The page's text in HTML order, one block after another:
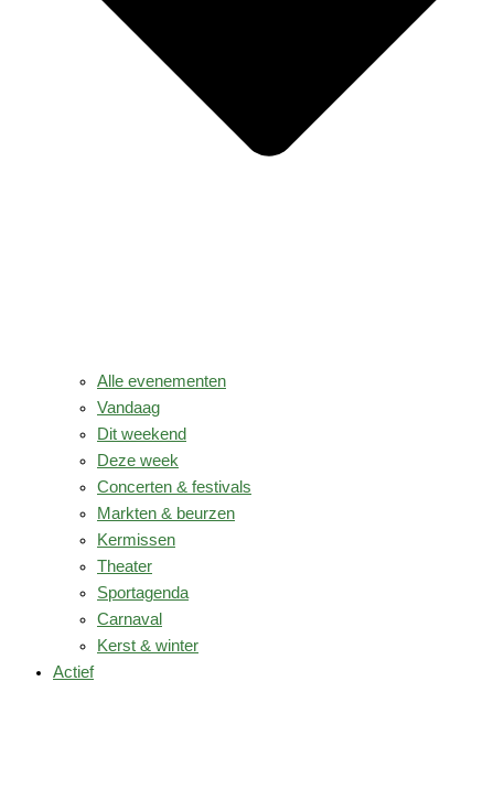
Alle evenementen
Vandaag
Dit weekend
Deze week
Concerten & festivals
Markten & beurzen
Kermissen
Theater
Sportagenda
Carnaval
Kerst & winter
Actief